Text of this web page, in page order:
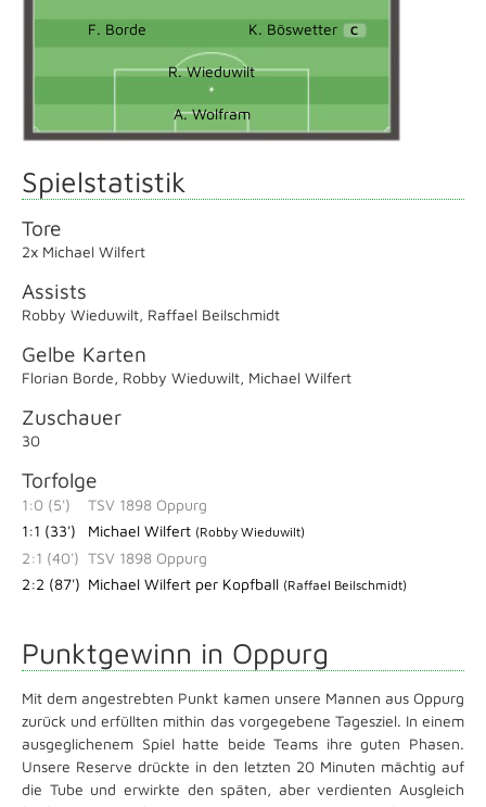
F. Borde K. Böswetter C
R. Wieduwilt
A. Wolfram
Spielstatistik
Tore
2x Michael Wilfert
Assists
Robby Wieduwilt, Raffael Beilschmidt
Gelbe Karten
Florian Borde, Robby Wieduwilt, Michael Wilfert
Zuschauer
30
Torfolge
1:0 (5')
TSV 1898 Oppurg
1:1 (33')
Michael Wilfert (Robby Wieduwilt)
2:1 (40') TSV 1898 Oppurg
2:2 (87') Michael Wilfert per Kopfball (Raffael Beilschmidt)
Punktgewinn in Oppurg
Mit dem angestrebten Punkt kamen unsere Mannen aus Oppurg
zurück und erfüllten mithin das vorgegebene Tagesziel. In einem
ausgeglichenem Spiel hatte beide Teams ihre guten Phasen.
Unsere Reserve drückte in den letzten 20 Minuten mächtig auf
die Tube und erwirkte den späten, aber verdienten Ausgleich